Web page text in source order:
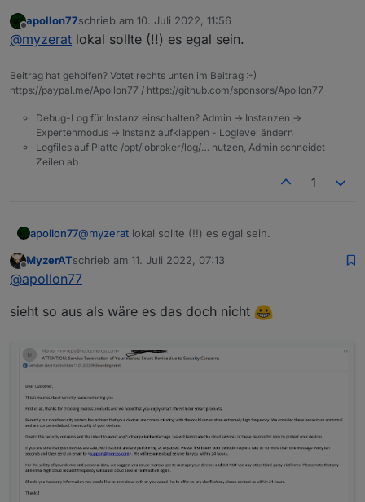
sag mal, die EinstellungAbfrageintervall für
Stromwertegilt ja für beide Zustände Cloud und
die besagten 15s gehen oder könnte es dann auch
Probs mit Meross Betreiber geben ? THX
apollon77schrieb am 10. Juli 2022, 11:56
zuletzt editiert von
@myzerat lokal sollte (!!) es egal sein.
Beitrag hat geholfen? Votet rechts unten im Beitrag :-)
https://paypal.me/Apollon77 / https://github.com/sponsors/Apollon77
Debug-Log für Instanz einschalten? Admin -> Instanzen ->
Expertenmodus -> Instanz aufklappen - Loglevel ändern
Logfiles auf Platte /opt/iobroker/log/… nutzen, Admin schneidet
Zeilen ab
1
apollon77@myzerat lokal sollte (!!) es egal sein.
Offline
MyzerATschrieb am 11. Juli 2022, 07:13
zuletzt editiert von
@apollon77
sieht so aus als wäre es das doch nicht